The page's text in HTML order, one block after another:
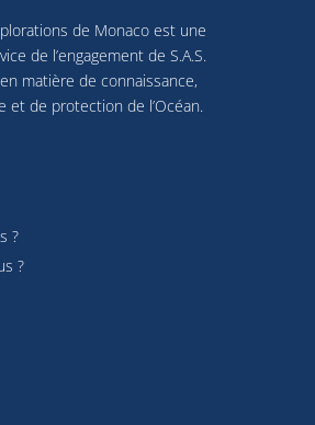
analyser activement les
terminal pour l’identification.
vos choix à tout moment en
mes cookies » en bas des
pouvez aussi consulter
de Monaco est une
de l’engagement de S.A.S.
matière de connaissance,
et de protection de l’Océan.
?
?